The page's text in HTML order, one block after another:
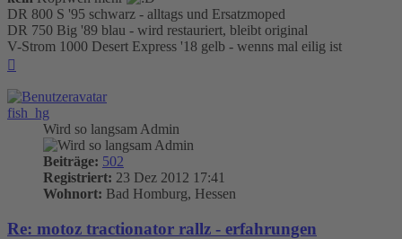
DR 800 S '95 schwarz - alltags und Ersatzmoped
DR 750 Big '89 blau - wird restauriert, bleibt original
V-Strom 1000 Desert Express '18 gelb - wenns mal eilig ist
fish_hg
Wird so langsam Admin
Beiträge: 502
Registriert: 23 Dez 2012 17:41
Wohnort: Bad Homburg, Hessen
Re: motoz tractionator rallz - erfahrungen